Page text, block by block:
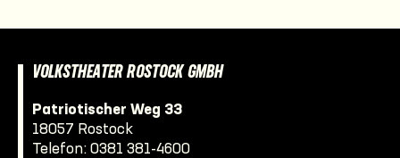
VOLKSTHEATER ROSTOCK GMBH
Patriotischer Weg 33
18057 Rostock
Telefon: 0381 381-4600